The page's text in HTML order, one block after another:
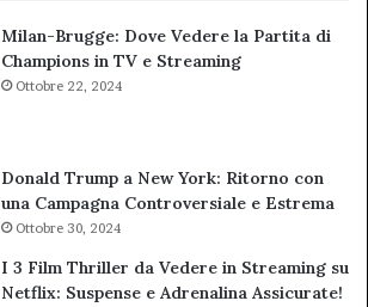
Milan-Brugge: Dove Vedere la Partita di
Champions in TV e Streaming
Ottobre 22, 2024
Donald Trump a New York: Ritorno con
una Campagna Controversiale e Estrema
Ottobre 30, 2024
I 3 Film Thriller da Vedere in Streaming su
Netflix: Suspense e Adrenalina Assicurate!